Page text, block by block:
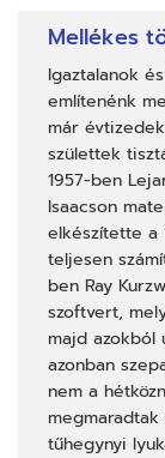
Mellékes
Igaztalanok
említenénk
már
születtek
1957-ben
Isaacson
elkészítette a
teljesen
ben Ray
szoftvert,
majd azokból
azonban
nem a
tűhegynyi